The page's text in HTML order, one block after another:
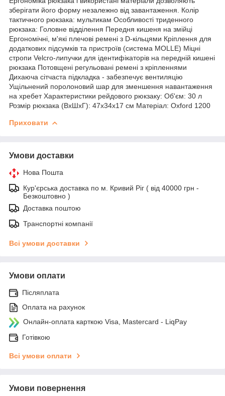
зберігати його форму незалежно від завантаження. Колір
тактичного рюкзака: мультикам Особливості триденного
рюкзака: Головне відділення Передня кишеня на змійці
Ергономічні, м'які плечові ремені з D-кільцями Кріплення для
додаткових підсумків та пристроїв (система MOLLE) Міцні
стропи Velcro-липучки для ідентифікаторів на передній кишені
рюкзака Потовщені регульовані ремені з кріпленнями
Дихаюча сітчаста підкладка - забезпечує вентиляцію
Ущільнений поролоновий шар для зменшення навантаження
на хребет Характеристики рейдового рюкзаку: Об'єм: 30 л
Розмір рюкзака (ВхШхГ): 47х34х17 см Матеріал: Oxford 1200
Приховати
Умови доставки
Нова Пошта
Кур'єрська доставка по м. Кривий Ріг ( від 40000 грн -
Безкоштовно )
Доставка поштою
Транспортні компанії
Всі умови доставки
Умови оплати
Післяплата
Оплата на рахунок
Онлайн-оплата карткою Visa, Mastercard - LiqPay
Готівкою
Всі умови оплати
Умови повернення